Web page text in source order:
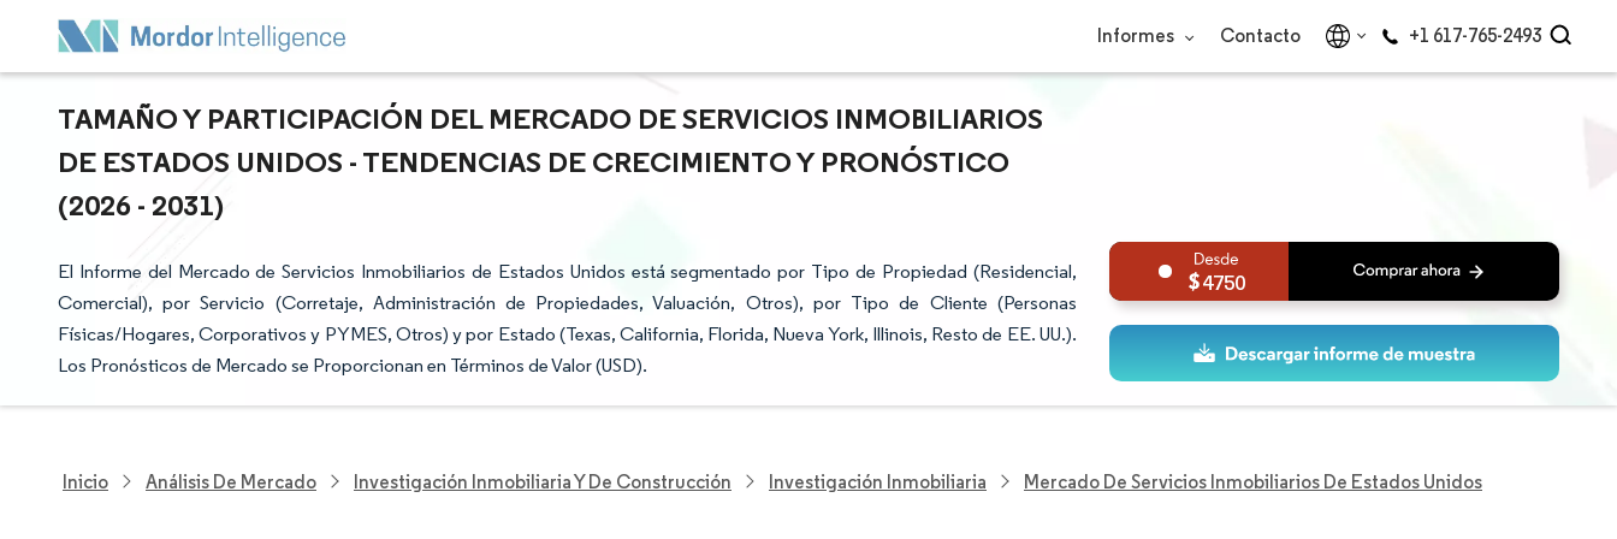
Informes Contacto +1 617-765-2493
TAMAÑO Y PARTICIPACIÓN DEL MERCADO DE SERVICIOS INMOBILIARIOS
DE ESTADOS UNIDOS - TENDENCIAS DE CRECIMIENTO Y PRONÓSTICO
(2026 - 2031)
El Informe del Mercado de Servicios Inmobiliarios de Estados Unidos está segmentado por Tipo de Propiedad (Residencial,
Comercial), por Servicio (Corretaje, Administración de Propiedades, Valuación, Otros), por Tipo de Cliente (Personas
Físicas/Hogares, Corporativos y PYMES, Otros) y por Estado (Texas, California, Florida, Nueva York, Illinois, Resto de EE. UU.).
Los Pronósticos de Mercado se Proporcionan en Términos de Valor (USD).
4750
Inicio Análisis De Mercado Investigación Inmobiliaria Y De Construcción Investigación Inmobiliaria Mercado De Servicios Inmobiliarios De Estados Unidos